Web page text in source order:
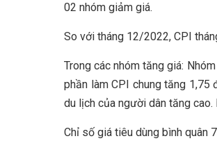
02 nhóm giảm giá.
So với tháng 12/2022, CPI
Trong các nhóm tăng giá:
phần làm CPI chung tăng 1,75
du lịch của người dân tăng
Chỉ số giá tiêu dùng bình quân